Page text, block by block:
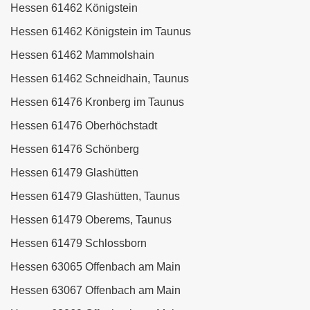
Hessen 61462 Königstein
Hessen 61462 Königstein im Taunus
Hessen 61462 Mammolshain
Hessen 61462 Schneidhain, Taunus
Hessen 61476 Kronberg im Taunus
Hessen 61476 Oberhöchstadt
Hessen 61476 Schönberg
Hessen 61479 Glashütten
Hessen 61479 Glashütten, Taunus
Hessen 61479 Oberems, Taunus
Hessen 61479 Schlossborn
Hessen 63065 Offenbach am Main
Hessen 63067 Offenbach am Main